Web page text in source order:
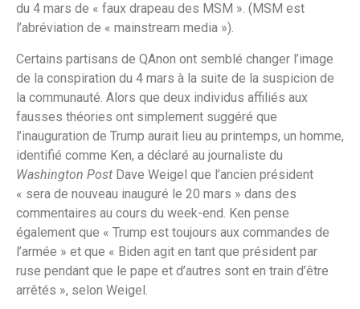
du 4 mars de « faux drapeau des MSM ». (MSM est
l’abréviation de « mainstream media »).
Certains partisans de QAnon ont semblé changer l’image
de la conspiration du 4 mars à la suite de la suspicion de
la communauté. Alors que deux individus affiliés aux
fausses théories ont simplement suggéré que
l’inauguration de Trump aurait lieu au printemps, un homme,
identifié comme Ken, a déclaré au journaliste du
Washington Post Dave Weigel que l’ancien président
« sera de nouveau inauguré le 20 mars » dans des
commentaires au cours du week-end. Ken pense
également que « Trump est toujours aux commandes de
l’armée » et que « Biden agit en tant que président par
ruse pendant que le pape et d’autres sont en train d’être
arrêtés », selon Weigel.